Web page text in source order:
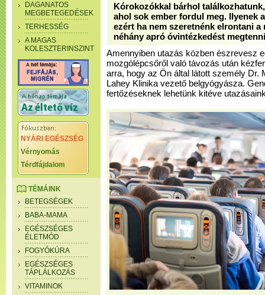
DAGANATOS
MEGBETEGEDÉSEK
TERHESSÉG
A MAGAS
KOLESZTERINSZINT
NYÁRI EGÉSZSÉG
Vérnyomás
Térdfájdalom
TÉMÁINK
BETEGSÉGEK
BABA-MAMA
EGÉSZSÉGES
ÉLETMÓD
FOGYÓKÚRA
EGÉSZSÉGES
TÁPLÁLKOZÁS
VITAMINOK
Kórokozókkal bárhol
ahol sok ember fordul meg. Ilyenek
ezért ha nem szeretnénk elrontani a
néhány apró óvintézkedést
Amennyiben utazás közben észrevesz
mozgólépcsőről való távozás után
arra, hogy az Ön által látott személy Dr.
Lahey Klinika vezető belgyógyásza.
fertőzéseknek lehetünk kitéve